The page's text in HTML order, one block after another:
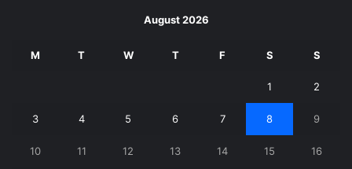
August 2026
M T W T F S S
1 2
3 4 5 6 7 8 9
10 11 12 13 14 15 16